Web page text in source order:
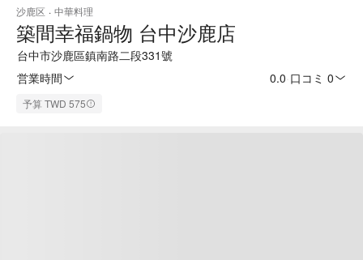
沙鹿区 · 中華料理
築間幸福鍋物 台中沙鹿店
台中市沙鹿區鎮南路二段331號
営業時間
0.0 口コミ 0
予算 TWD 575